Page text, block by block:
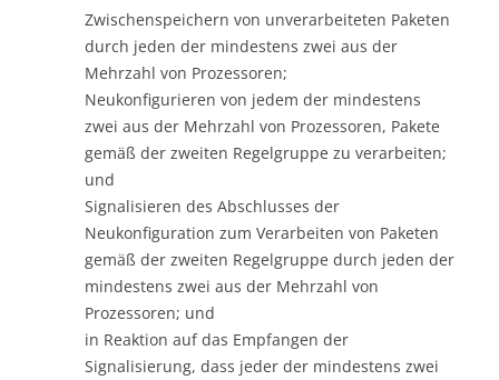
Zwischenspeichern von unverarbeiteten Paketen
durch jeden der mindestens zwei aus der
Mehrzahl von Prozessoren;
Neukonfigurieren von jedem der mindestens
zwei aus der Mehrzahl von Prozessoren, Pakete
gemäß der zweiten Regelgruppe zu verarbeiten;
und
Signalisieren des Abschlusses der
Neukonfiguration zum Verarbeiten von Paketen
gemäß der zweiten Regelgruppe durch jeden der
mindestens zwei aus der Mehrzahl von
Prozessoren; und
in Reaktion auf das Empfangen der
Signalisierung, dass jeder der mindestens zwei